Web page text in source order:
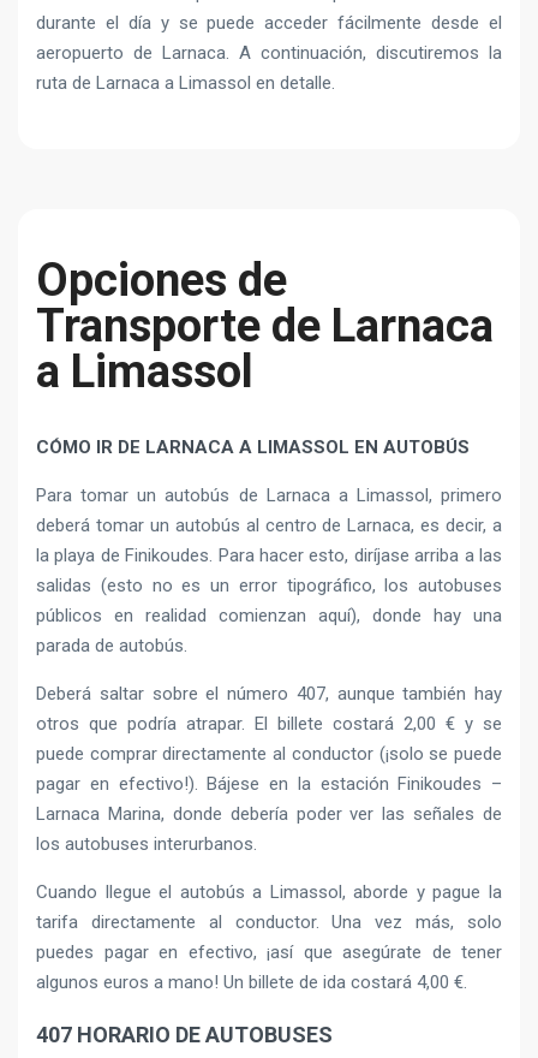
durante el día y se puede acceder fácilmente desde el
aeropuerto de Larnaca. A continuación, discutiremos la
ruta de Larnaca a Limassol en detalle.
Opciones de
Transporte de Larnaca
a Limassol
CÓMO IR DE LARNACA A LIMASSOL EN AUTOBÚS
Para tomar un autobús de Larnaca a Limassol, primero
deberá tomar un autobús al centro de Larnaca, es decir, a
la playa de Finikoudes. Para hacer esto, diríjase arriba a las
salidas (esto no es un error tipográfico, los autobuses
públicos en realidad comienzan aquí), donde hay una
parada de autobús.
Deberá saltar sobre el número 407, aunque también hay
otros que podría atrapar. El billete costará 2,00 € y se
puede comprar directamente al conductor (¡solo se puede
pagar en efectivo!). Bájese en la estación Finikoudes –
Larnaca Marina, donde debería poder ver las señales de
los autobuses interurbanos.
Cuando llegue el autobús a Limassol, aborde y pague la
tarifa directamente al conductor. Una vez más, solo
puedes pagar en efectivo, ¡así que asegúrate de tener
algunos euros a mano! Un billete de ida costará 4,00 €.
407 HORARIO DE AUTOBUSES